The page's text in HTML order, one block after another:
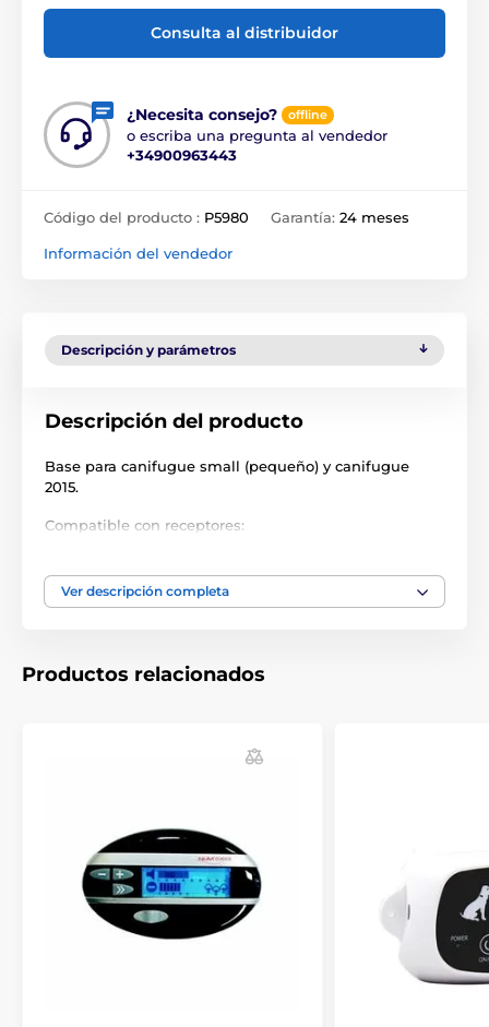
Consulta al distribuidor
¿Necesita consejo? offline
o escriba una pregunta al vendedor
+34900963443
Código del producto : P5980 Garantía: 24 meses
Información del vendedor
Descripción y parámetros
Descripción del producto
Base para canifugue small (pequeño) y canifugue
2015.
Compatible con receptores:
CANIFUGUE SMALL
carácter ilustrativo.
El producto aparece en las categorías
Ver descripción completa
Productos relacionados